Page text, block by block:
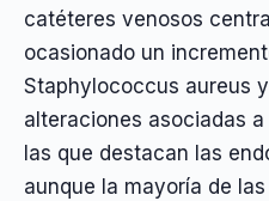
catéteres venosos
ocasionado un
Staphylococcus aureus
alteraciones asociadas
las que destacan las
aunque la mayoría de